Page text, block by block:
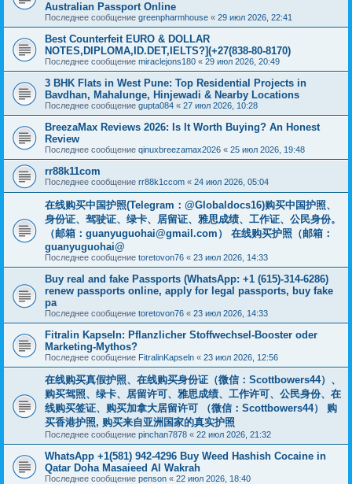
Australian Passport Online
Последнее сообщение greenpharmhouse « 29 июл 2026, 22:41
Best Counterfeit EURO & DOLLAR
NOTES,DIPLOMA,ID.DET,IELTS?](+27(838-80-8170)
Последнее сообщение miraclejons180 « 29 июл 2026, 20:49
3 BHK Flats in West Pune: Top Residential Projects in
Bavdhan, Mahalunge, Hinjewadi & Nearby Locations
Последнее сообщение gupta084 « 27 июл 2026, 10:28
BreezaMax Reviews 2026: Is It Worth Buying? An Honest
Review
Последнее сообщение qinuxbreezamax2026 « 25 июл 2026, 19:48
rr88k11com
Последнее сообщение rr88k1ccom « 24 июл 2026, 05:04
在线购买中国护照(Telegram：@Globaldocs16)购买中国护照、
身份证、驾驶证、绿卡、居留证、雅思成绩、工作证、公民身份。
（邮箱： guanyuguohai@gmail.com ） 在线购买护照（邮箱：
guanyuguohai@
Последнее сообщение toretovon76 « 23 июл 2026, 14:33
Buy real and fake Passports (WhatsApp: +1 (615)-314-6286)
renew passports online, apply for legal passports, buy fake
pa
Последнее сообщение toretovon76 « 23 июл 2026, 14:33
Fitralin Kapseln: Pflanzlicher Stoffwechsel-Booster oder
Marketing-Mythos?
Последнее сообщение FitralinKapseln « 23 июл 2026, 12:56
在线购买真假护照、在线购买身份证（微信：Scottbowers44）、
购买驾照、绿卡、居留许可、雅思成绩、工作许可、公民身份、在
线购买签证、购买加拿大居留许可 （微信：Scottbowers44） 购
买香港护照, 购买来自亚洲国家的真实护照
Последнее сообщение pinchan7878 « 22 июл 2026, 21:32
WhatsApp +1(581) 942-4296 Buy Weed Hashish Cocaine in
Qatar Doha Masaieed Al Wakrah
Последнее сообщение penson « 22 июл 2026, 18:40